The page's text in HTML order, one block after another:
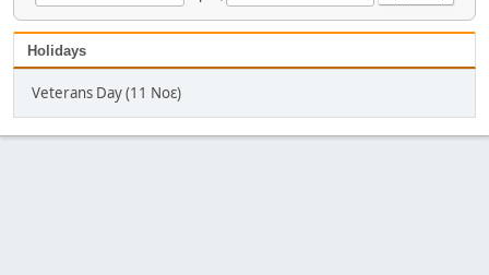
Holidays
Veterans Day (11 Νοε)